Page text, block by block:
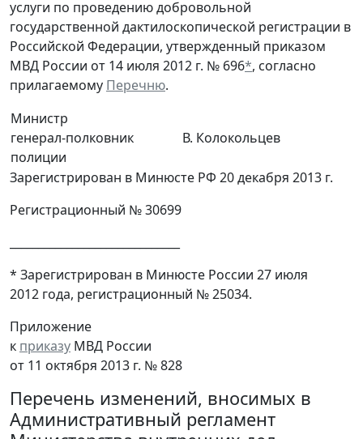
услуги по проведению добровольной
государственной дактилоскопической регистрации в
Российской Федерации, утвержденный приказом
МВД России от 14 июля 2012 г. № 696*, согласно
прилагаемому Перечню.
Министр
генерал-полковник
полиции
В. Колокольцев
Зарегистрирован в Минюсте РФ 20 декабря 2013 г.
Регистрационный № 30699
* Зарегистрирован в Минюсте России 27 июля
2012 года, регистрационный № 25034.
Приложение
к приказу МВД России
от 11 октября 2013 г. № 828
Перечень изменений, вносимых в
Административный регламент